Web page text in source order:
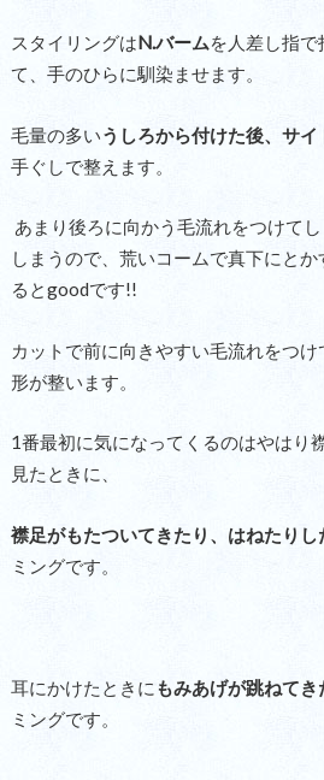
スタイリングはN.バームを人差し指
て、手のひらに馴染ませます。
毛量の多いうしろから付けた後、サイ
手ぐしで整えます。
あまり後ろに向かう毛流れをつけて
しまうので、荒いコームで真下にと
るとgoodです!!
カットで前に向きやすい毛流れをつ
形が整います。
1番最初に気になってくるのはやはり
見たときに、
襟足がもたついてきたり、はねたりし
ミングです。
耳にかけたときに もみあげが跳ねてき
ミングです。